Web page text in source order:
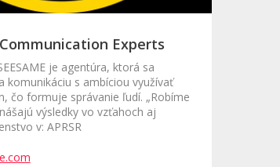
Communication Experts
je agentúra, ktorá sa
komunikáciu s ambíciou využívať
čo formuje správanie ľudí. „Robíme
výsledky vo vzťahoch aj
v: APRSR